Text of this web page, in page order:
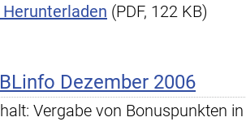
Herunterladen (PDF, 122 KB)
Dezember 2006
Vergabe von Bonuspunkten